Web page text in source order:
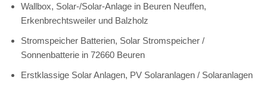
Wallbox, Solar-/Solar-Anlage in Beuren Neuffen,
Erkenbrechtsweiler und Balzholz
Stromspeicher Batterien, Solar Stromspeicher /
Sonnenbatterie in 72660 Beuren
Erstklassige Solar Anlagen, PV Solaranlagen / Solaranlagen